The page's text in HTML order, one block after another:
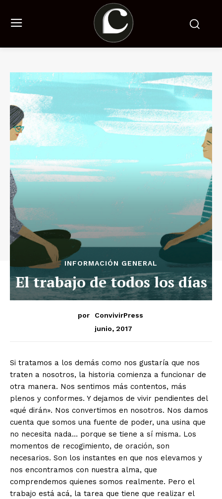
INFORMACIÓN GENERAL
El trabajo de todos los días
por
ConvivirPress
junio, 2017
Si tratamos a los demás como nos gustaría que nos
traten a nosotros, la historia comienza a funcionar de
otra manera. Nos sentimos más contentos, más
plenos y conformes. Y dejamos de vivir pendientes del
«qué dirán». Nos convertimos en nosotros. Nos damos
cuenta que somos una fuente de poder, una usina que
no necesita nada… porque se tiene a sí misma. Los
momentos de recogimiento, de oración, son
necesarios. Son los instantes en que nos elevamos y
nos encontramos con nuestra alma, que
comprendemos quienes somos realmente. Pero el
trabajo está acá, la tarea que tiene que realizar el